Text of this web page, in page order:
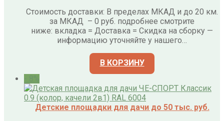
Стоимость доставки: В пределах МКАД и до 20 км.
за МКАД – 0 руб. подробнее смотрите
ниже: вкладка = Доставка = Скидка на сборку —
информацию уточняйте у нашего…
В КОРЗИНУ
Детские площадки для дачи до 50 тыс. руб.